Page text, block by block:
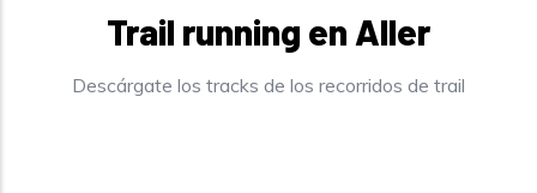
Trail running en Aller
Descárgate los tracks de los recorridos de trail